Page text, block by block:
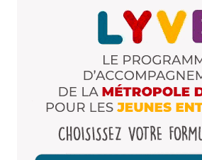
« comme un copain ». Et pour la
douzaine de (vrais) recettes de
Encore une fois sans citer de
pas certaines adresses qui
pizzas à la carte (sans parler du
entre carte interminable et
et mon ventre qui parle <3